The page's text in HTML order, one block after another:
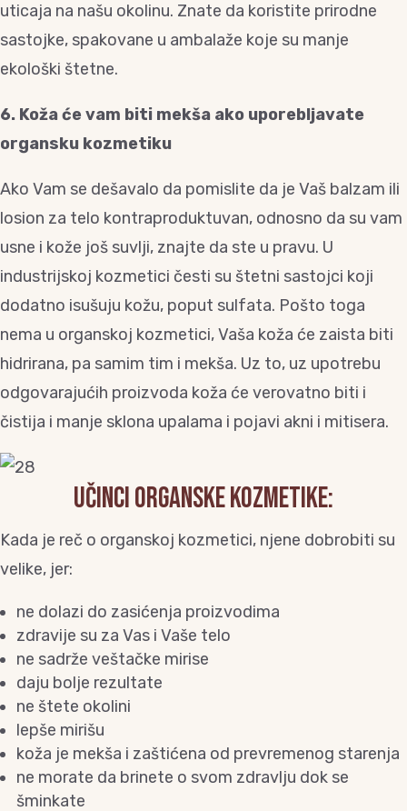
uticaja na našu okolinu. Znate da koristite prirodne
sastojke, spakovane u ambalaže koje su manje
ekološki štetne.
6. Koža će vam biti mekša ako uporebljavate
organsku kozmetiku
Ako Vam se dešavalo da pomislite da je Vaš balzam ili
losion za telo kontraproduktuvan, odnosno da su vam
usne i kože još suvlji, znajte da ste u pravu. U
industrijskoj kozmetici česti su štetni sastojci koji
dodatno isušuju kožu, poput sulfata. Pošto toga
nema u organskoj kozmetici, Vaša koža će zaista biti
hidrirana, pa samim tim i mekša. Uz to, uz upotrebu
odgovarajućih proizvoda koža će verovatno biti i
čistija i manje sklona upalama i pojavi akni i mitisera.
UČINCI ORGANSKE KOZMETIKE:
Kada je reč o organskoj kozmetici, njene dobrobiti su
velike, jer:
ne dolazi do zasićenja proizvodima
zdravije su za Vas i Vaše telo
ne sadrže veštačke mirise
daju bolje rezultate
ne štete okolini
lepše mirišu
koža je mekša i zaštićena od prevremenog starenja
ne morate da brinete o svom zdravlju dok se
šminkate